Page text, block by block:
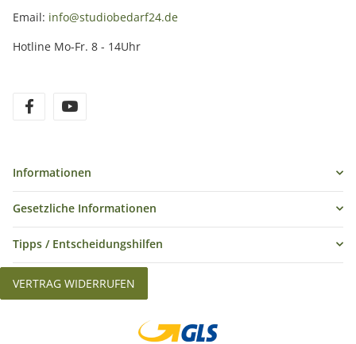
Email: info@studiobedarf24.de
Hotline Mo-Fr. 8 - 14Uhr
Informationen
Gesetzliche Informationen
Tipps / Entscheidungshilfen
VERTRAG WIDERRUFEN